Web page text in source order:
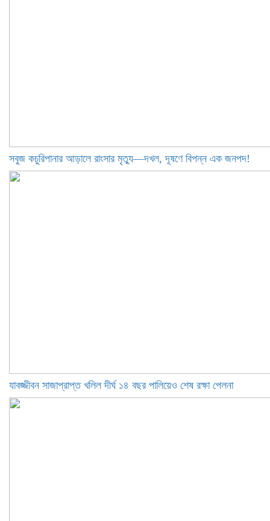
সবুজ কচুরিপানার আড়ালে রাংসার মৃত্যু—দখল, দূষণে বিপন্ন এক জনপদ!
যাবজ্জীবন সাজাপ্রাপ্ত খলিল দীর্ঘ ১৪ বছর পালিয়েও শেষ রক্ষা পেলনা